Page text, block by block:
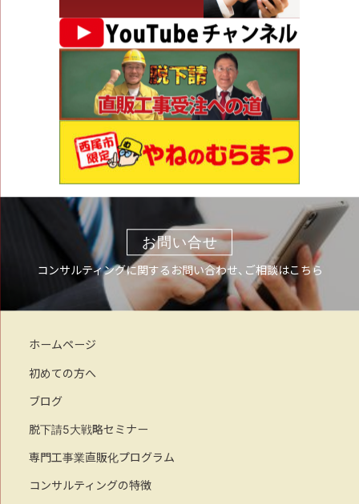
お問い合せ
コンサルティングに関するお問い合わせ、ご相談はこちら
ホームページ
初めての方へ
ブログ
脱下請5大戦略セミナー
専門工事業直販化プログラム
コンサルティングの特徴